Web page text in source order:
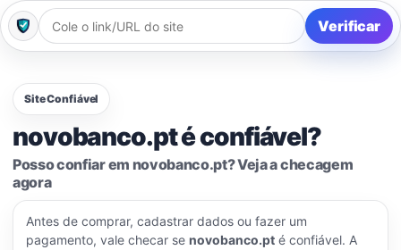
Verificar
Site Confiável
novobanco.pt é confiável?
Posso confiar em novobanco.pt? Veja a checagem
agora
Antes de comprar, cadastrar dados ou fazer um
pagamento, vale checar se novobanco.pt é confiável. A